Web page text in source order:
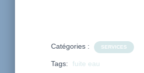
Catégories : SERVICES
Tags: fuite eau